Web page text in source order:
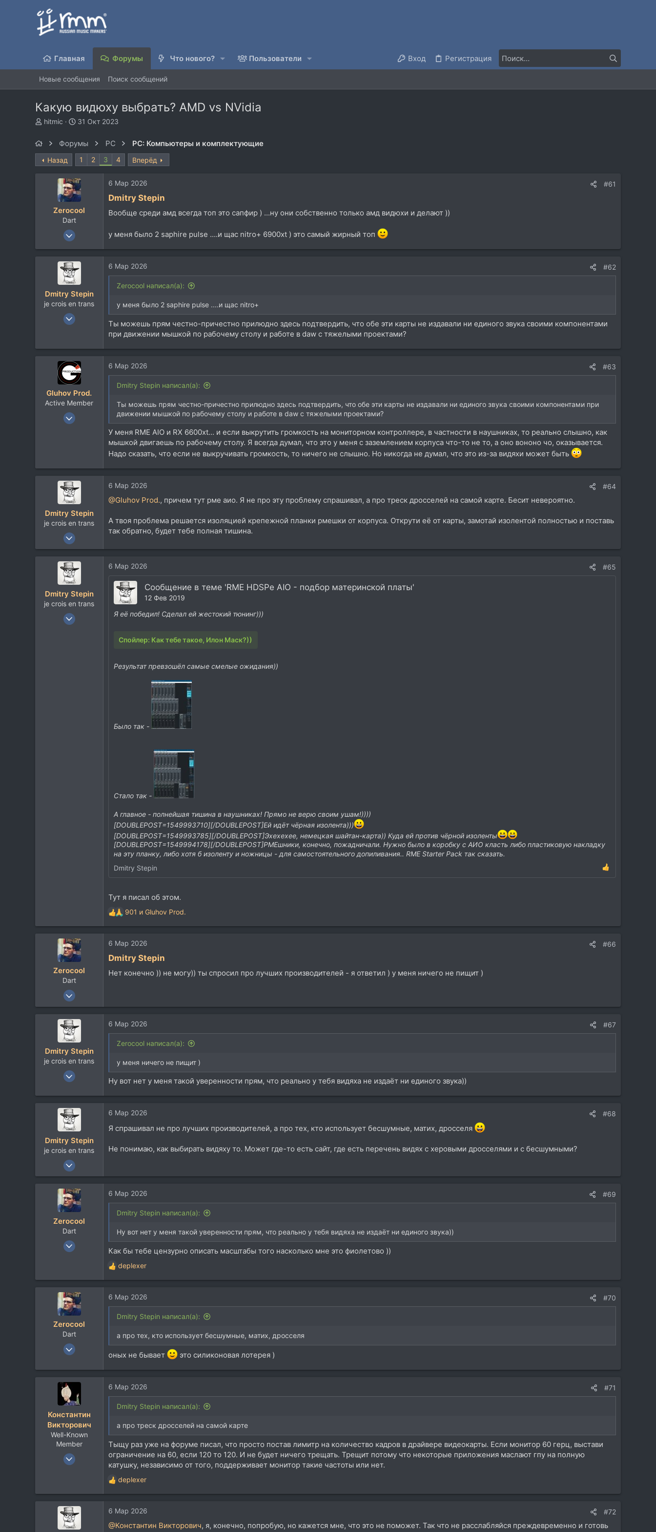
Главная Форумы Что нового? Пользователи Вход Регистрация
Новые сообщения Поиск сообщений
Какую видюху выбрать? AMD vs NVidia
А
р
т
hitmic
Д
а
н
а
ч
а
л
а
31 Окт 2023
Форумы PC PC: Компьютеры и комплектующие
Назад 1 2 3 4 Вперёд
Zerocool
Dart
18 Май 2003
37.767
Belgorod
6 Мар 2026 #61
Dmitry Stepin
Вообще среди амд всегда топ это сапфир ) ...ну они собственно только амд видюхи и делают ))
у меня было 2 saphire pulse ....и щас nitro+ 6900xt ) это самый жирный топ
Dmitry Stepin
je crois en trans
12 Янв 2004
Москва
t.me
6 Мар 2026 #62
Zerocool написал(а):
у меня было 2 saphire pulse ....и щас nitro+
Ты можешь прям честно-причестно прилюдно здесь подтвердить, что обе эти карты не издавали ни единого звука своими компонентами
при движении мышкой по рабочему столу и работе в daw с тяжелыми проектами?
Gluhov Prod.
Active Member
12 Сен 2011
vk.com
6 Мар 2026 #63
Dmitry Stepin написал(а):
Ты можешь прям честно-причестно прилюдно здесь подтвердить, что обе эти карты не издавали ни единого звука своими компонентами при
движении мышкой по рабочему столу и работе в daw с тяжелыми проектами?
У меня RME AIO и RX 6600xt... и если выкрутить громкость на мониторном контроллере, в частности в наушниках, то реально слышно, как
мышкой двигаешь по рабочему столу. Я всегда думал, что это у меня с заземлением корпуса что-то не то, а оно вононо чо, оказывается.
Надо сказать, что если не выкручивать громкость, то ничего не слышно. Но никогда не думал, что это из-за видяхи может быть
Dmitry Stepin
je crois en trans
12 Янв 2004
19.218
14.126
Москва
6 Мар 2026 #64
@Gluhov Prod., причем тут рме аио. Я не про эту проблему спрашивал, а про треск дросселей на самой карте. Бесит невероятно.
А твоя проблема решается изоляцией крепежной планки рмешки от корпуса. Открути её от карты, замотай изолентой полностью и поставь
так обратно, будет тебе полная тишина.
Dmitry Stepin
je crois en trans
12 Янв 2004
6 Мар 2026 #65
Сообщение в теме 'RME HDSPe AIO - подбор материнской платы'
12 Фев 2019
Я её победил! Сделал ей жестокий тюнинг)))
Спойлер: Как тебе такое, Илон Маск?))
Результат превзошёл самые смелые ожидания))
Было так -
Стало так -
А главное - полнейшая тишина в наушниках! Прямо не верю своим ушам!))))
[DOUBLEPOST=1549993710][/DOUBLEPOST]Ей идёт чёрная изолента)))
[DOUBLEPOST=1549993785][/DOUBLEPOST]Эхехехее, немецкая шайтан-карта)) Куда ей против чёрной изоленты
[DOUBLEPOST=1549994178][/DOUBLEPOST]РМЕшники, конечно, пожадничали. Нужно было в коробку с АИО класть либо пластиковую накладку
на эту планку, либо хотя б изоленту и ножницы - для самостоятельного допиливания.. RME Starter Pack так сказать.
Dmitry Stepin
Тут я писал об этом.
Р
е
к
ц
и
и
901 и Gluhov Prod.
Zerocool
Dart
18 Май 2003
37.767
Belgorod
6 Мар 2026 #66
Dmitry Stepin
Нет конечно )) не могу)) ты спросил про лучших производителей - я ответил ) у меня ничего не пищит )
Dmitry Stepin
je crois en trans
12 Янв 2004
14.126
Москва
t.me
6 Мар 2026 #67
Zerocool написал(а):
у меня ничего не пищит )
Ну вот нет у меня такой уверенности прям, что реально у тебя видяха не издаёт ни единого звука))
Dmitry Stepin
je crois en trans
12 Янв 2004
19.218
14.126
Москва
6 Мар 2026 #68
Я спрашивал не про лучших производителей, а про тех, кто использует бесшумные, матих, дросселя
Не понимаю, как выбирать видяху то. Может где-то есть сайт, где есть перечень видях с херовыми дросселями и с бесшумными?
Zerocool
Dart
18 Май 2003
113
Belgorod
6 Мар 2026 #69
Dmitry Stepin написал(а):
Ну вот нет у меня такой уверенности прям, что реально у тебя видяха не издаёт ни единого звука))
Как бы тебе цензурно описать масштабы того насколько мне это фиолетово ))
Р
е
к
ц
deplexer
Zerocool
Dart
18 Май 2003
37.767
6 Мар 2026 #70
Dmitry Stepin написал(а):
а про тех, кто использует бесшумные, матих, дросселя
оных не бывает это силиконовая лотерея )
Константин
Викторович
Well-Known
Member
25 Май 2014
113
6 Мар 2026 #71
Dmitry Stepin написал(а):
а про треск дросселей на самой карте
Тыщу раз уже на форуме писал, что просто постав лимитр на количество кадров в драйвере видеокарты. Если монитор 60 герц, выстави
ограничение на 60, если 120 то 120. И не будет ничего трещать. Трещит потому что некоторые приложения маслают гпу на полную
катушку, независимо от того, поддерживает монитор такие частоты или нет.
Р
е
к
ц
и
deplexer
6 Мар 2026 #72
@Константин Викторович, я, конечно, попробую, но кажется мне, что это не поможет. Так что не расслабляйся преждевременно и готовь